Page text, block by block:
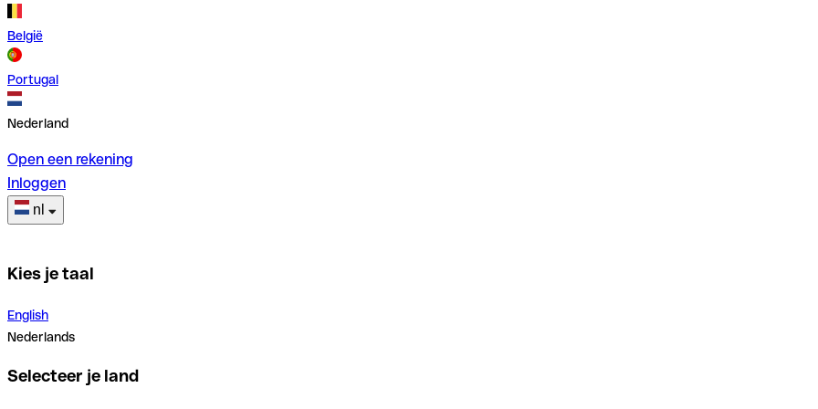
België
Portugal
Nederland
Open een rekening
Inloggen
nl
Kies je taal
English
Nederlands
Selecteer je land